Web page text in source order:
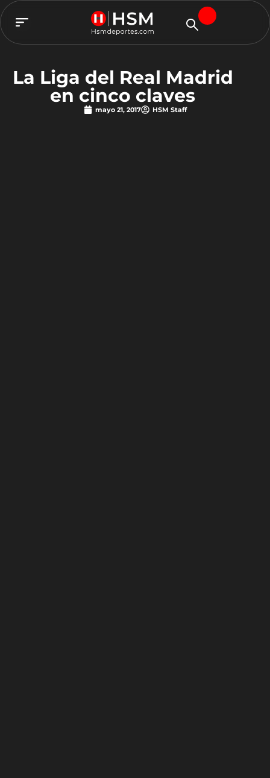
La Liga del Real Madrid
en cinco claves
mayo 21, 2017 HSM Staff